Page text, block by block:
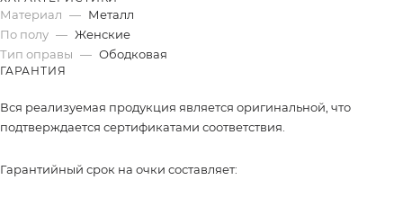
Материал — Металл
По полу — Женские
Тип оправы — Ободковая
ГАРАНТИЯ
Вся реализуемая продукция является оригинальной, что
подтверждается сертификатами соответствия.
Гарантийный срок на очки составляет: